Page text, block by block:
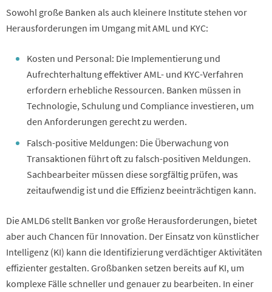
Sowohl große Banken als auch kleinere Institute stehen vor
Herausforderungen im Umgang mit AML und KYC:
Kosten und Personal: Die Implementierung und
Aufrechterhaltung effektiver AML- und KYC-Verfahren
erfordern erhebliche Ressourcen. Banken müssen in
Technologie, Schulung und Compliance investieren, um
den Anforderungen gerecht zu werden.
Falsch-positive Meldungen: Die Überwachung von
Transaktionen führt oft zu falsch-positiven Meldungen.
Sachbearbeiter müssen diese sorgfältig prüfen, was
zeitaufwendig ist und die Effizienz beeinträchtigen kann.
Die AMLD6 stellt Banken vor große Herausforderungen, bietet
aber auch Chancen für Innovation. Der Einsatz von künstlicher
Intelligenz (KI) kann die Identifizierung verdächtiger Aktivitäten
effizienter gestalten. Großbanken setzen bereits auf KI, um
komplexe Fälle schneller und genauer zu bearbeiten. In einer